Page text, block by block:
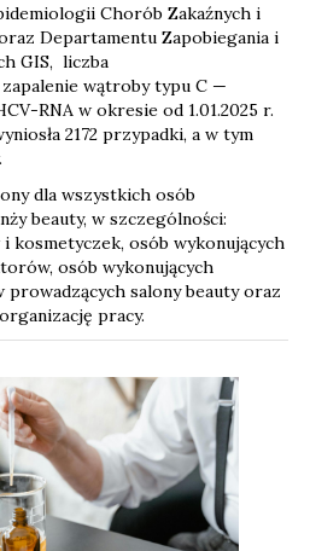
Chorób Zakaźnych i
Departamentu Zapobiegania i
GIS, liczba
wątroby typu C —
RNA w okresie od 1.01.2025 r.
2172 przypadki, a w tym
dla wszystkich osób
beauty, w szczególności:
osób wykonujących
osób wykonujących
salony beauty oraz
pracy.